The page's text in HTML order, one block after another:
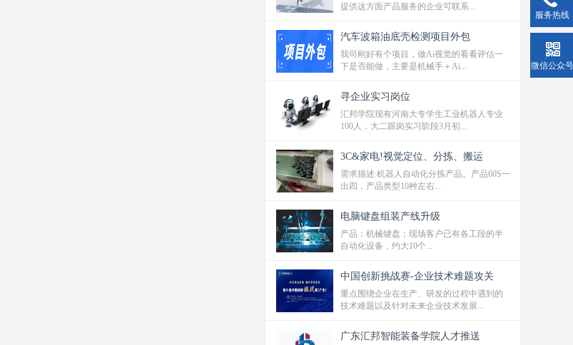
提供这方面产品服务的企业可联系...
汽车波箱油底壳检测项目外包
我司刚好有个项目，做Ai视觉的看看评估一
下是否能做，主要是机械手＋Ai...
寻企业实习岗位
汇邦学院现有河南大专学生工业机器人专业
100人，大二跟岗实习阶段3月初...
3C&家电!视觉定位、分拣、搬运
需求描述:机器人自动化分拣产品。产品60S一
出四，产品类型10种左右...
电脑键盘​‬‬组装产线升级
产品：机械键盘​‬‬；现场客户已有各工段的半
自动化设备，约大‬‬10个...
中国创新挑战赛-企业技术难题攻关
重点围绕企业在生产、研发的过程中遇到的
技术难题以及针对未来企业技术发展...
广东汇邦智能装备学院人才推送
服务热线
微信公众号